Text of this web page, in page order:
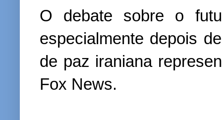
O debate sobre o
especialmente depois
de paz iraniana
Fox News.